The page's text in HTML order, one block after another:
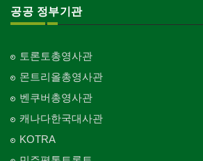
공공 정부기관
토론토총영사관
몬트리올총영사관
벤쿠버총영사관
캐나다한국대사관
KOTRA